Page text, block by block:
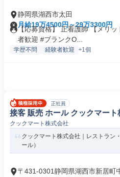
静岡県湖西市太田
月給19万4500円～29万3300円
【応募資格】 正看護師 【メリ
者歓迎 #ブランクO...
学歴不問 経験者歓迎 +1個
正社員
接客 販売 ホール クックマー
クックマート株式会社
クックマート株式会社｜レストラン
ール）
〒431-0301静岡県湖西市新居町